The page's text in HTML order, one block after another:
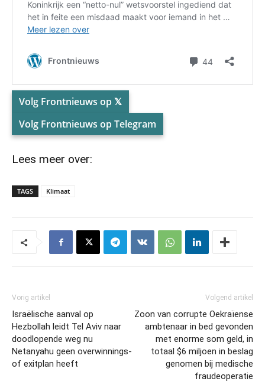
Volg Frontnieuws op 𝕏
Volg Frontnieuws op Telegram
Lees meer over:
TAGS Klimaat
Vorig artikel
Israëlische aanval op
Hezbollah leidt Tel Aviv naar
doodlopende weg nu
Netanyahu geen overwinnings-
of exitplan heeft
Volgend artikel
Zoon van corrupte Oekraïense
ambtenaar in bed gevonden
met enorme som geld, in
totaal $6 miljoen in beslag
genomen bij medische
fraudeoperatie